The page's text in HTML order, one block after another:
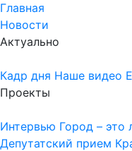
Главная
Новости
Актуально
Кадр дня Наше видео
Проекты
Интервью Город – это
Депутатский прием